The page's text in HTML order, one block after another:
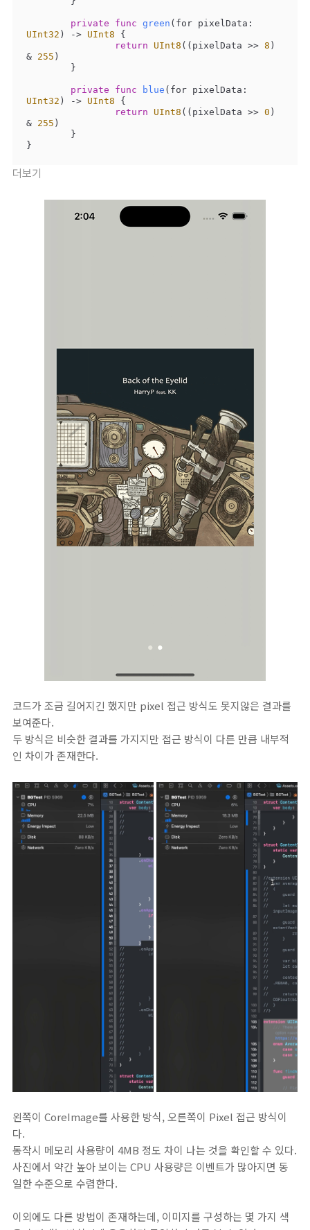
private func green ( for pixelData
UInt32 ) -> UInt8 {
return
UInt8 ((pixelData >> 8
& 255 )
private func blue ( for pixelData
UInt32 ) -> UInt8 {
return
UInt8 ((pixelData >> 0
& 255 )
}
더보기
코드가 조금 길어지긴 했지만 pixel 접근 방식도 못지않은 결과를
보여준다.
두 방식은 비슷한 결과를 가지지만 접근 방식이 다른 만큼 내부적
인 차이가 존재한다.
왼쪽이 CoreImage를 사용한 방식, 오른쪽이 Pixel 접근 방식이
다.
동작시 메모리 사용량이 4MB 정도 차이 나는 것을 확인할 수 있다.
사진에서 약간 높아 보이는 CPU 사용량은 이벤트가 많아지면 동
일한 수준으로 수렴한다.
이외에도 다른 방법이 존재하는데, 이미지를 구성하는 몇 가지 색